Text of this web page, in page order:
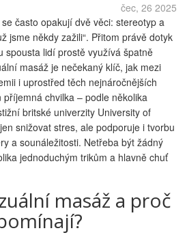
čec, 26 2025
často opakují dvě věci: stereotyp a
jsme někdy zažili“. Přitom právě dotyk
spousta lidí prostě využívá špatně
masáž je nečekaný klíč, jak mezi
i uprostřed těch nejnáročnějších
chvilka – podle několika
britské univerzity University of
snižovat stres, ale podporuje i tvorbu
a sounáležitosti. Netřeba být žádný
jednoduchým trikům a hlavně chuť
masáž a proč